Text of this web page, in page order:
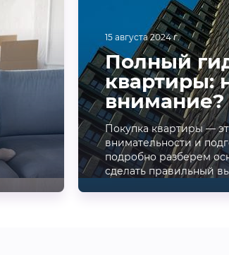
15 августа 2024 г.
Полный
квартиры:
внимание?
Покупка квартиры —
внимательности и
подробно разберем
сделать правильный